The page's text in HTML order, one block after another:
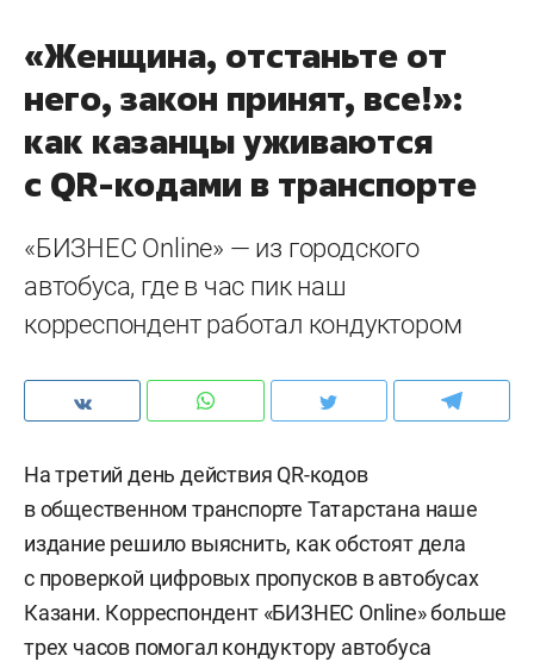
«Женщина, отстаньте от
него, закон принят, все!»:
как казанцы уживаются
с QR-кодами в транспорте
«БИЗНЕС Online» — из городского
автобуса, где в час пик наш
корреспондент работал кондуктором
На третий день действия QR-кодов
в общественном транспорте Татарстана наше
издание решило выяснить, как обстоят дела
с проверкой цифровых пропусков в автобусах
Казани. Корреспондент «БИЗНЕС Online» больше
трех часов помогал кондуктору автобуса